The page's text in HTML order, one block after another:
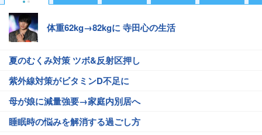
体重62kg→82kgに 寺田心の生活
夏のむくみ対策 ツボ&反射区押し
紫外線対策がビタミンD不足に
母が娘に減量強要→家庭内別居へ
睡眠時の悩みを解消する過ごし方